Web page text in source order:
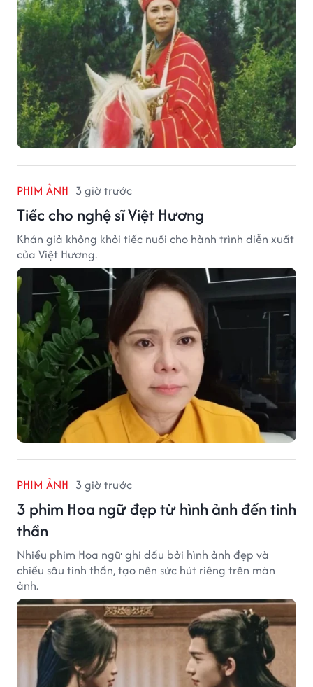
PHIM ẢNH 3 giờ trước
Tiếc cho nghệ sĩ Việt Hương
Khán giả không khỏi tiếc nuối cho hành trình diễn xuất
của Việt Hương.
PHIM ẢNH 3 giờ trước
3 phim Hoa ngữ đẹp từ hình ảnh đến tinh
thần
Nhiều phim Hoa ngữ ghi dấu bởi hình ảnh đẹp và
chiều sâu tinh thần, tạo nên sức hút riêng trên màn
ảnh.